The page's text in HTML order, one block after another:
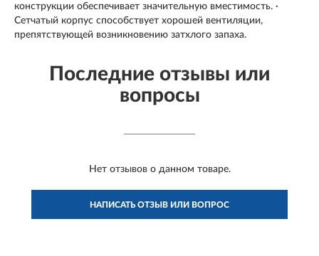
конструкции обеспечивает значительную вместимость. ·
Сетчатый корпус способствует хорошей вентиляции,
препятствующей возникновению затхлого запаха.
Последние отзывы или
вопросы
Нет отзывов о данном товаре.
НАПИСАТЬ ОТЗЫВ ИЛИ ВОПРОС